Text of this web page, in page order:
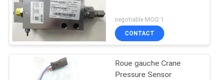
negotiable MOQ:1
CONTACT
Roue gauche Crane
Pressure Sensor